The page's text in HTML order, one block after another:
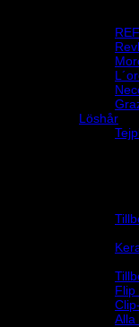
REF
Löshår
Flip
Alla